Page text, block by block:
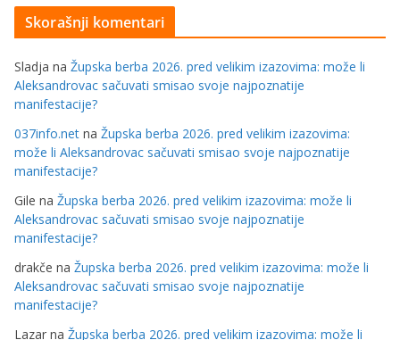
Skorašnji komentari
Sladja na Župska berba 2026. pred velikim izazovima: može li
Aleksandrovac sačuvati smisao svoje najpoznatije
manifestacije?
037info.net na Župska berba 2026. pred velikim izazovima:
može li Aleksandrovac sačuvati smisao svoje najpoznatije
manifestacije?
Gile na Župska berba 2026. pred velikim izazovima: može li
Aleksandrovac sačuvati smisao svoje najpoznatije
manifestacije?
drakče na Župska berba 2026. pred velikim izazovima: može li
Aleksandrovac sačuvati smisao svoje najpoznatije
manifestacije?
Lazar na Župska berba 2026. pred velikim izazovima: može li